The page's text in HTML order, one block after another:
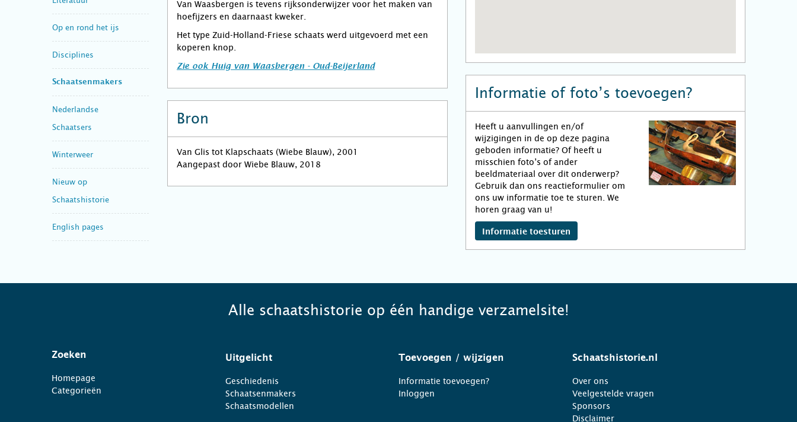
Op en rond het ijs
Disciplines
Schaatsenmakers
Nederlandse
Schaatsers
Winterweer
Nieuw op
Schaatshistorie
English pages
Van Waasbergen is tevens rijksonderwijzer voor het maken van
hoefijzers en daarnaast kweker.
Het type Zuid-Holland-Friese schaats werd uitgevoerd met een
koperen knop.
Zie ook Huig van Waasbergen - Oud-Beijerland
Bron
Van Glis tot Klapschaats (Wiebe Blauw), 2001
Aangepast door Wiebe Blauw, 2018
Informatie of foto’s toevoegen?
Heeft u aanvullingen en/of
wijzigingen in de op deze pagina
geboden informatie? Of heeft u
misschien foto’s of ander
beeldmateriaal over dit onderwerp?
Gebruik dan ons reactieformulier om
ons uw informatie toe te sturen. We
horen graag van u!
Informatie toesturen
Alle schaatshistorie op één handige verzamelsite!
Zoeken
Homepage
Categorieën
Uitgelicht
Geschiedenis
Schaatsenmakers
Schaatsmodellen
Toevoegen / wijzigen
Informatie toevoegen?
Inloggen
Schaatshistorie.nl
Over ons
Veelgestelde vragen
Sponsors
Disclaimer